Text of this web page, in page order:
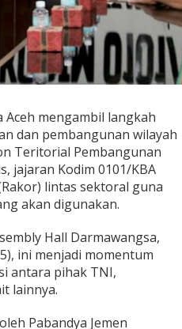
Aceh mengambil langkah
dan pembangunan wilayah
Teritorial Pembangunan
jajaran Kodim 0101/KBA
lintas sektoral guna
akan digunakan.
Hall Darmawangsa,
ini menjadi momentum
antara pihak TNI,
lainnya.
Pabandya Jemen